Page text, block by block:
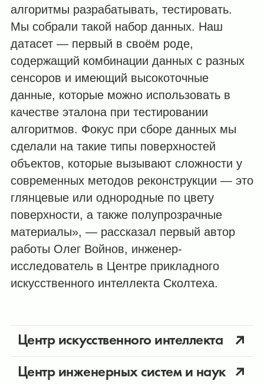
алгоритмы разрабатывать, тестировать.
Мы собрали такой набор данных. Наш
датасет — первый в своём роде,
содержащий комбинации данных с разных
сенсоров и имеющий высокоточные
данные, которые можно использовать в
качестве эталона при тестировании
алгоритмов. Фокус при сборе данных мы
сделали на такие типы поверхностей
объектов, которые вызывают сложности у
современных методов реконструкции — это
глянцевые или однородные по цвету
поверхности, а также полупрозрачные
материалы», — рассказал первый автор
работы Олег Войнов, инженер-
исследователь в Центре прикладного
искусственного интеллекта Сколтеха.
Центр искусственного интеллекта
Центр инженерных систем и наук